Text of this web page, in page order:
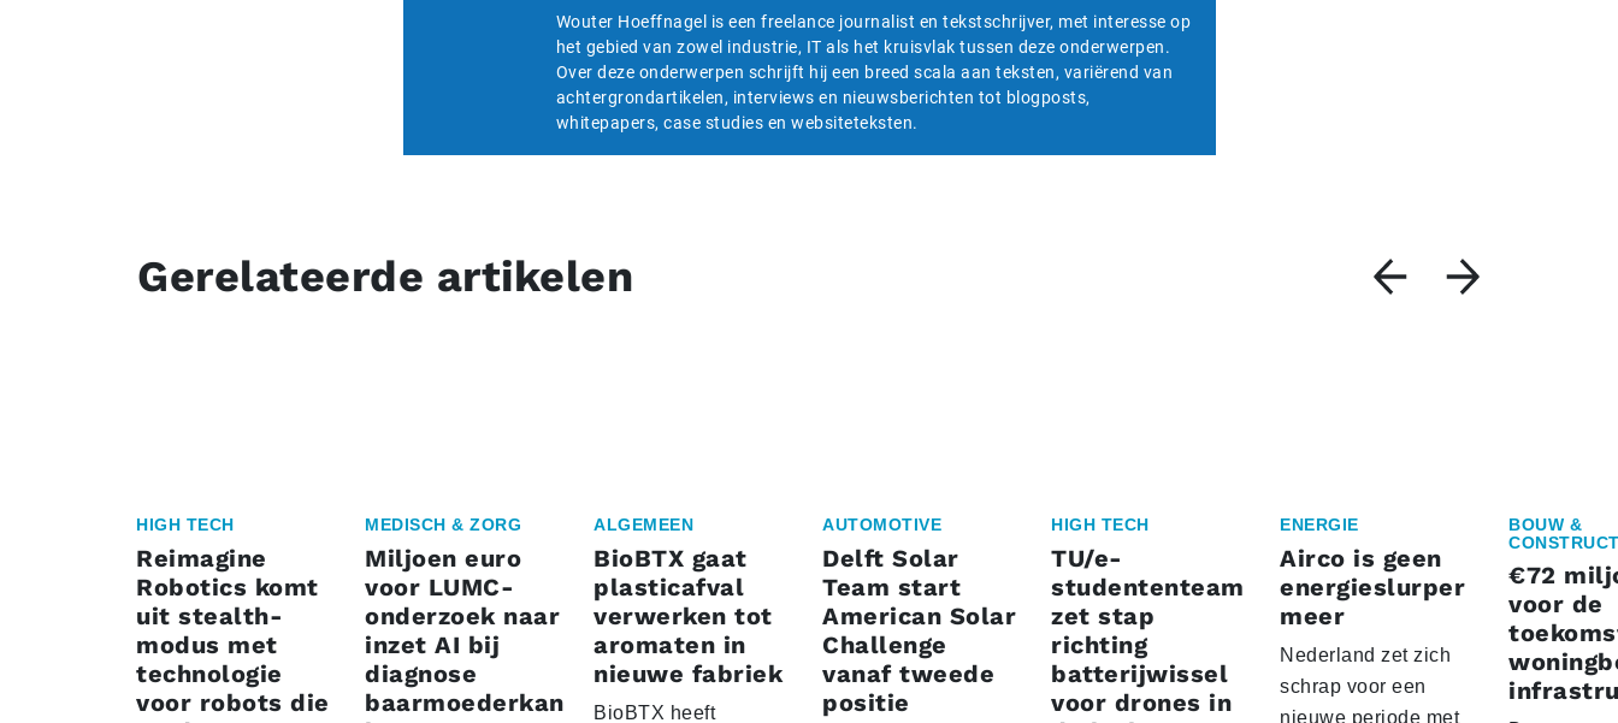
Wouter Hoeffnagel is een freelance journalist en tekstschrijver, met interesse op
het gebied van zowel industrie, IT als het kruisvlak tussen deze onderwerpen.
Over deze onderwerpen schrijft hij een breed scala aan teksten, variërend van
achtergrondartikelen, interviews en nieuwsberichten tot blogposts,
whitepapers, case studies en websiteteksten.
Gerelateerde artikelen
HIGH TECH
Reimagine
Robotics komt
uit stealth-
modus met
technologie
voor robots die
MEDISCH & ZORG
Miljoen euro
voor LUMC-
onderzoek naar
inzet AI bij
diagnose
baarmoederkan
ALGEMEEN
BioBTX gaat
plasticafval
verwerken tot
aromaten in
nieuwe fabriek
BioBTX heeft
AUTOMOTIVE
Delft Solar
Team start
American Solar
Challenge
vanaf tweede
positie
HIGH TECH
TU/e-
studententeam
zet stap
richting
batterijwissel
voor drones in
ENERGIE
Airco is geen
energieslurper
meer
Nederland zet zich
schrap voor een
nieuwe periode met
BOUW &
€72
voor de